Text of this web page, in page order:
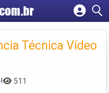
empresa
contaTécnica Vídeo
511